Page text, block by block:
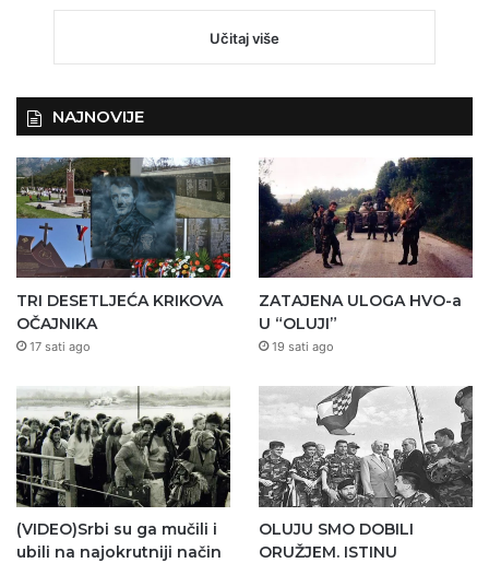
Učitaj više
NAJNOVIJE
TRI DESETLJEĆA KRIKOVA
OČAJNIKA
17 sati ago
ZATAJENA ULOGA HVO-a
U “OLUJI”
19 sati ago
(VIDEO)Srbi su ga mučili i
ubili na najokrutniji način
OLUJU SMO DOBILI
ORUŽJEM. ISTINU